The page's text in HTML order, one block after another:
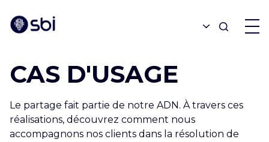
OFFRES
PARTENAIRES
CAS D'USAGE
Le partage fait partie de notre ADN. À travers ces
réalisations, découvrez comment nous
accompagnons nos clients dans la résolution de